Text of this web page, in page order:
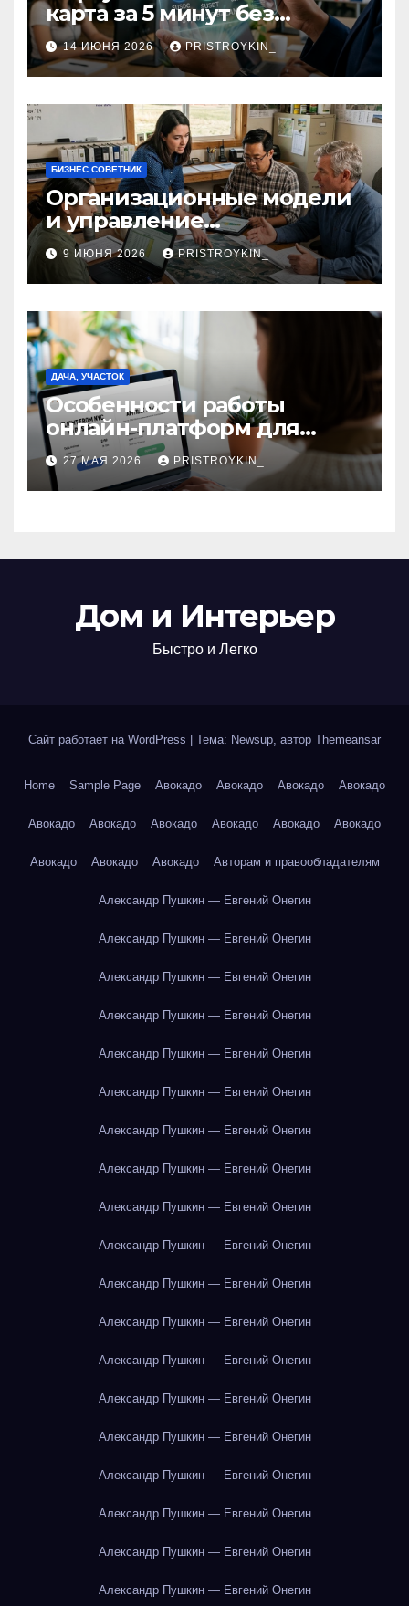
карта за 5 минут без
верификации и участия
банков с пополнением в
долларовом стейблкоине
14 ИЮНЯ 2026 PRISTROYKIN_
БИЗНЕС СОВЕТНИК
Организационные модели
и управление
сельскохозяйственными
компаниями и
предприятиями
9 ИЮНЯ 2026 PRISTROYKIN_
ДАЧА, УЧАСТОК
Особенности работы
онлайн-платформ для
поиска авиабилетов и
железнодорожных
билетов
27 МАЯ 2026 PRISTROYKIN_
Дом и Интерьер
Быстро и Легко
Сайт работает на WordPress Тема: Newsup, автор Themeansar
Home Sample Page Авокадо Авокадо Авокадо Авокадо
Авокадо Авокадо Авокадо Авокадо Авокадо Авокадо
Авокадо Авокадо Авокадо Авторам и правообладателям
Александр Пушкин — Евгений Онегин
Александр Пушкин — Евгений Онегин
Александр Пушкин — Евгений Онегин
Александр Пушкин — Евгений Онегин
Александр Пушкин — Евгений Онегин
Александр Пушкин — Евгений Онегин
Александр Пушкин — Евгений Онегин
Александр Пушкин — Евгений Онегин
Александр Пушкин — Евгений Онегин
Александр Пушкин — Евгений Онегин
Александр Пушкин — Евгений Онегин
Александр Пушкин — Евгений Онегин
Александр Пушкин — Евгений Онегин
Александр Пушкин — Евгений Онегин
Александр Пушкин — Евгений Онегин
Александр Пушкин — Евгений Онегин
Александр Пушкин — Евгений Онегин
Александр Пушкин — Евгений Онегин
Александр Пушкин — Евгений Онегин